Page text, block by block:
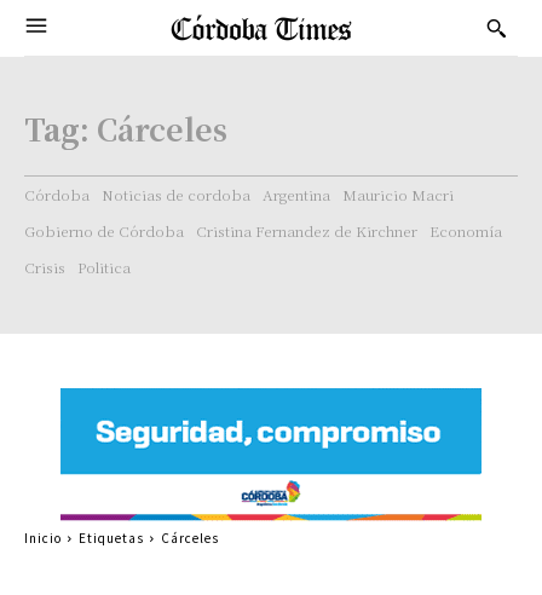
Tag: Cárceles
Córdoba Noticias de cordoba Argentina
Mauricio Macri
Gobierno de Córdoba
Cristina Fernandez de Kirchner
Economía
Crisis
Politica
Inicio Etiquetas Cárceles